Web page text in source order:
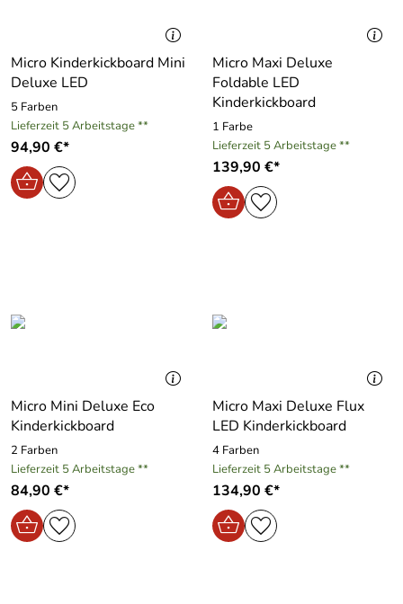
Micro Kinderkickboard Mini
Deluxe LED
5 Farben
Lieferzeit 5 Arbeitstage **
94,90 €*
Micro Maxi Deluxe
Foldable LED
Kinderkickboard
1 Farbe
Lieferzeit 5 Arbeitstage **
139,90 €*
Micro Mini Deluxe Eco
Kinderkickboard
2 Farben
Lieferzeit 5 Arbeitstage **
84,90 €*
Micro Maxi Deluxe Flux
LED Kinderkickboard
4 Farben
Lieferzeit 5 Arbeitstage **
134,90 €*